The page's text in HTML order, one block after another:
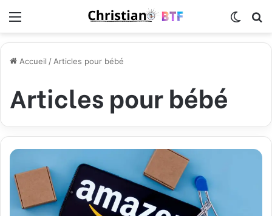
Accueil / Articles pour bébé
Articles pour bébé